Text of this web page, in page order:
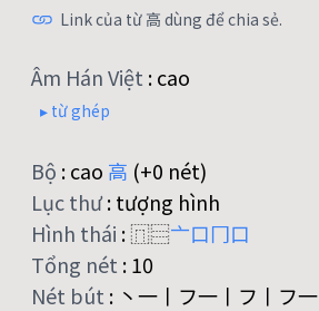
Link của từ 高 dùng để chia sẻ.
Âm Hán Việt :cao
▸ từ ghép
Bộ :cao 高 (+0 nét)
Lục thư:tượng hình
Hình thái :⿵⿳亠口冂口
Tổng nét :10
Nét bút : 丶一丨フ一丨フ丨フ一